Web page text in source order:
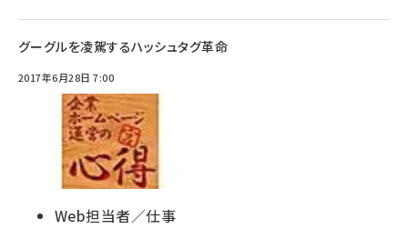
グーグルを凌駕するハッシュタグ革命
2017年6月28日 7:00
Web担当者／仕事